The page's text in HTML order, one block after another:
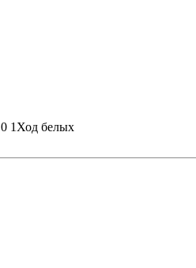
1 Ход белых